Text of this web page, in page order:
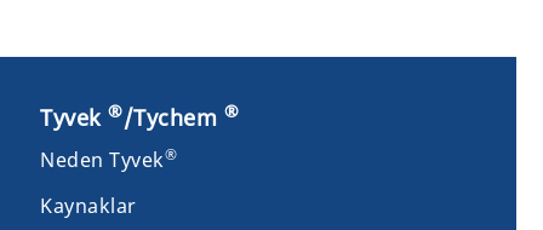
Tyvek ®/Tychem ®
Neden Tyvek®
Kaynaklar